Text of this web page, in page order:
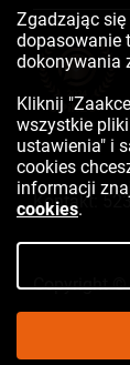
Kontakt:
Copyright ©
Zgadzając
dopasowanie
dokonywania
Kliknij
wszystkie
ustawienia" i
cookies
informacji
cookies.